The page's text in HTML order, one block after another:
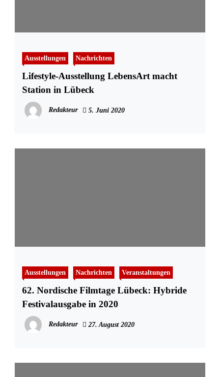
Ausstellungen Nachrichten
Lifestyle-Ausstellung LebensArt macht
Station in Lübeck
Redakteur 5. Juni 2020
Ausstellungen Nachrichten Veranstaltungen
62. Nordische Filmtage Lübeck: Hybride
Festivalausgabe in 2020
Redakteur 27. August 2020